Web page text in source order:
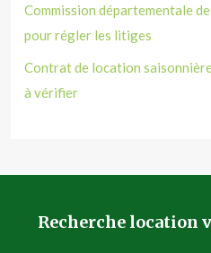
Commission départementale
pour régler les litiges
Contrat de location
à vérifier
Recherche location